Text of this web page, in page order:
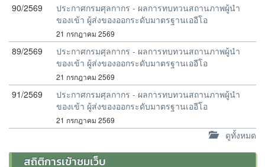
90/2569
ประกาศกรมศุลกากร - ผลการทบทวนสถานภาพผู้นำ
ของเข้า ผู้ส่งของออกระดับมาตรฐานเออีโอ
21 กรกฎาคม 2569
89/2569
ประกาศกรมศุลกากร - ผลการทบทวนสถานภาพผู้นำ
ของเข้า ผู้ส่งของออกระดับมาตรฐานเออีโอ
21 กรกฎาคม 2569
91/2569
ประกาศกรมศุลกากร - ผลการทบทวนสถานภาพผู้นำ
ของเข้า ผู้ส่งของออกระดับมาตรฐานเออีโอ
21 กรกฎาคม 2569
ดูทั้งหมด
สถิติการเข้าชมเว็บ